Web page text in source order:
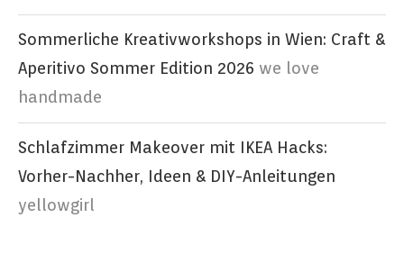
Sommerliche Kreativworkshops in Wien: Craft &
Aperitivo Sommer Edition 2026 we love
handmade
Schlafzimmer Makeover mit IKEA Hacks:
Vorher-Nachher, Ideen & DIY-Anleitungen
yellowgirl